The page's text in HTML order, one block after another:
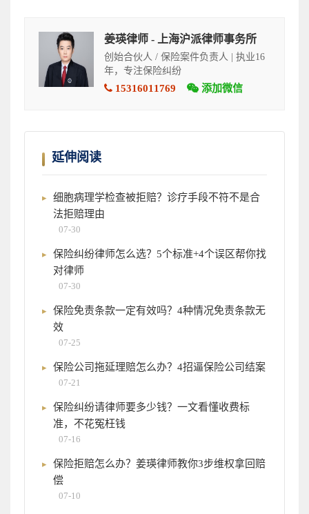
姜瑛律师 - 上海沪派律师事务所
创始合伙人 / 保险案件负责人 | 执业16
年，专注保险纠纷
15316011769 添加微信
延伸阅读
细胞病理学检查被拒赔？诊疗手段不符不是合
法拒赔理由
07-30
保险纠纷律师怎么选？5个标准+4个误区帮你找
对律师
07-30
保险免责条款一定有效吗？4种情况免责条款无
效
07-25
保险公司拖延理赔怎么办？4招逼保险公司结案
07-21
保险纠纷请律师要多少钱？一文看懂收费标
准，不花冤枉钱
07-16
保险拒赔怎么办？姜瑛律师教你3步维权拿回赔
偿
07-10